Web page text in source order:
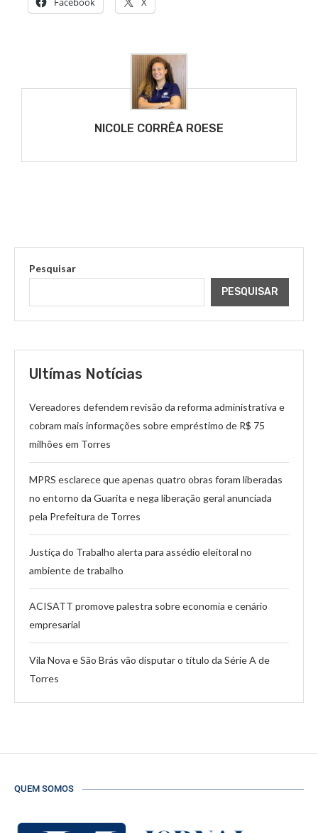
NICOLE CORRÊA ROESE
Pesquisar
PESQUISAR
Ultímas Notícias
Vereadores defendem revisão da reforma administrativa e
cobram mais informações sobre empréstimo de R$ 75
milhões em Torres
MPRS esclarece que apenas quatro obras foram liberadas
no entorno da Guarita e nega liberação geral anunciada
pela Prefeitura de Torres
Justiça do Trabalho alerta para assédio eleitoral no
ambiente de trabalho
ACISATT promove palestra sobre economia e cenário
empresarial
Vila Nova e São Brás vão disputar o título da Série A de
Torres
QUEM SOMOS